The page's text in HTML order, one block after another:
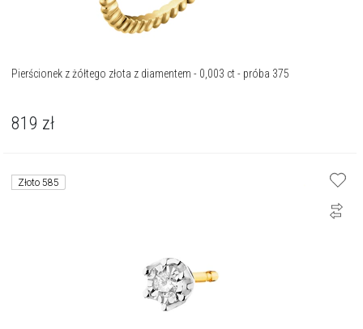
Pierścionek z żółtego złota z diamentem - 0,003 ct - próba 375
819 zł
Złoto 585